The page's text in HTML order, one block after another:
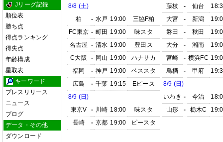
Jリーグ記録
順位表
勝ち点
得点ランキング
得失点
年齢構成
星取表
キーワード
プレスリリース
ニュース
ブログ
データ・その他
ダウンロード
8/8 (土)
柏
- 水戸 19:00
三協F柏
FC東京 - 町田 19:00
味スタ
名古屋 - 清水 19:00
豊田ス
C大阪
- 岡山 19:00
ハナサカ
福岡
- 神戸 19:00
ベススタ
広島
- 千葉 19:15
Eピース
8/9 (日)
東京V
- 川崎 18:00
味スタ
長崎
- 京都 19:00 ピースタ
藤枝
- 仙台
大宮
- 新潟
磐田
- 秋田
大分
- 湘南
宮崎
- 横浜FC
鳥栖
- 甲府
8/9 (日)
いわき - 今治
山形
- 栃木C